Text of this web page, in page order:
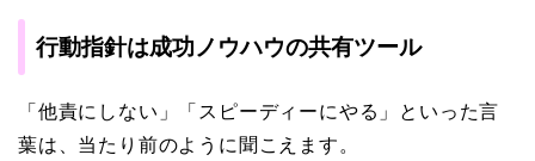
行動指針は成功ノウハウの共有ツール
「他責にしない」「スピーディーにやる」といった言
葉は、当たり前のように聞こえます。